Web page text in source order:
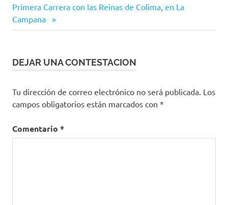
entrada:
Primera Carrera con las Reinas de Colima, en La
Campana
DEJAR UNA CONTESTACION
Tu dirección de correo electrónico no será publicada. Los
campos obligatorios están marcados con *
Comentario *